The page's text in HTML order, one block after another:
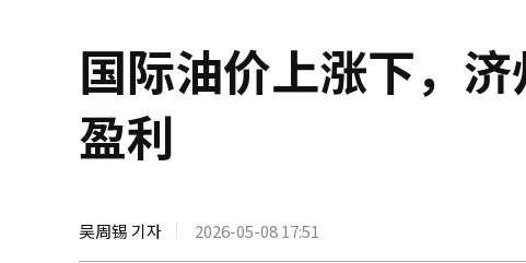
国际油价上涨下，
盈利
吴周锡 기자 2026-05-08 17:51